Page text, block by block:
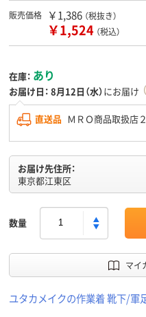
販売価格 ￥1,386 （税抜き）
￥1,524 （税込）
在庫： あり
お届け日： 8月12日（水）にお届け
直送品 ＭＲＯ商品取扱店２
お届け先住所：
東京都江東区
数量
マイ
ユタカメイクの作業着 靴下/軍